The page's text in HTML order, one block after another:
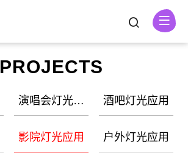
PROJECTS
演唱会灯光应
用
酒吧灯光应用
影院灯光应用 户外灯光应用